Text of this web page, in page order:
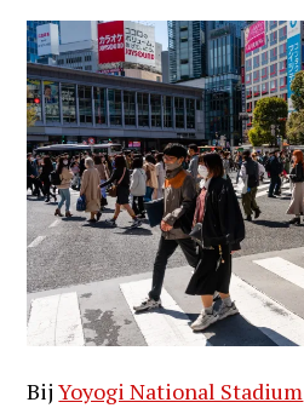
BijYoyogi National Stadium